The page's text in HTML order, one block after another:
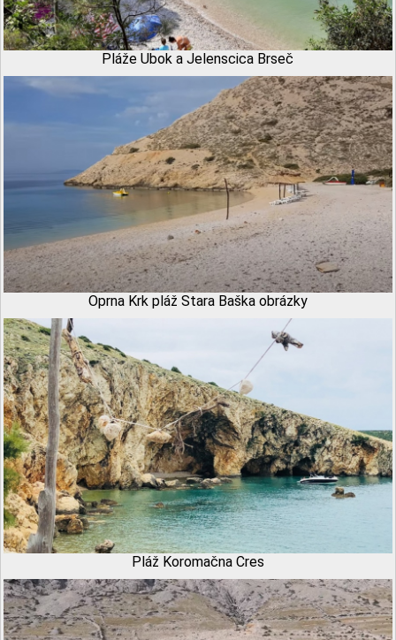
Pláže Ubok a Jelenscica Brseč
Oprna Krk pláž Stara Baška obrázky
Pláž Koromačna Cres